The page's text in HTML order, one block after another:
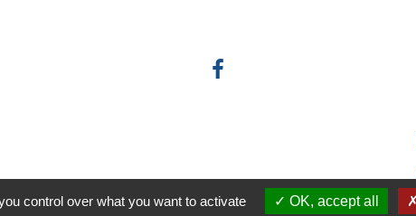
control over what you want to activate OK, accept all